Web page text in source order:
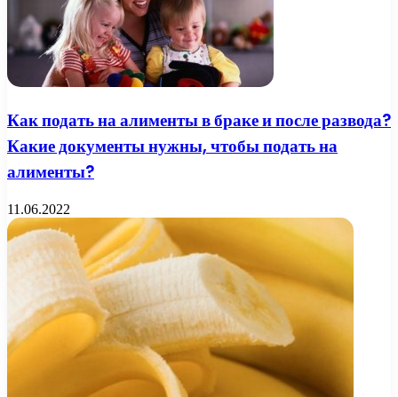
Как подать на алименты в браке и после развода?
Какие документы нужны, чтобы подать на
алименты?
11.06.2022